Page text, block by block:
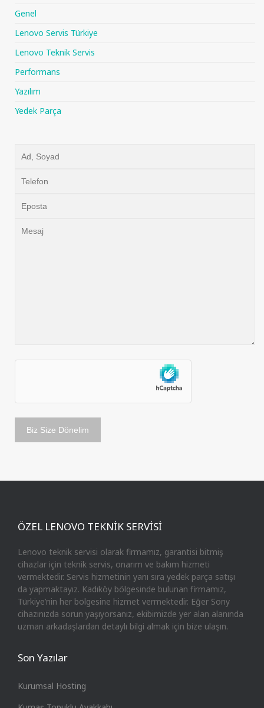
Genel
Lenovo Servis Türkiye
Lenovo Teknik Servis
Performans
Yazılım
Yedek Parça
ÖZEL LENOVO TEKNİK SERVİSİ
Lenovo teknik servisi olarak firmamız, garantisi bitmiş
cihazlar için teknik servis, onarım ve bakım hizmeti
vermektedir. Servis hizmetinin yanı sıra yedek parça satışı
da yapmaktayız. Kadıköy bölgesinde bulunan firmamız,
Türkiye’nin her bölgesine hizmet vermektedir. Eğer Sony
cihazınızda sorun yaşıyorsanız, ekibimizde yer alan alanında
uzman arkadaşlardan detaylı bilgi almak için bize ulaşın.
Son Yazılar
Kurumsal Hosting